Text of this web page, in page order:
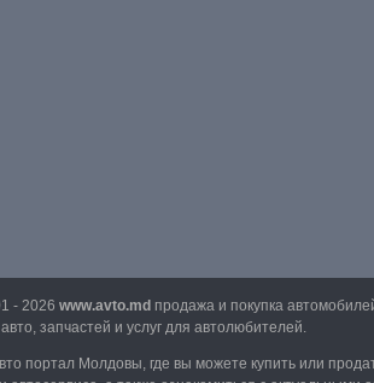
- 2026www.avto.md продажа и покупка
запчастей и услуг для автолюбителей.
портал Молдовы, где вы можете купить или